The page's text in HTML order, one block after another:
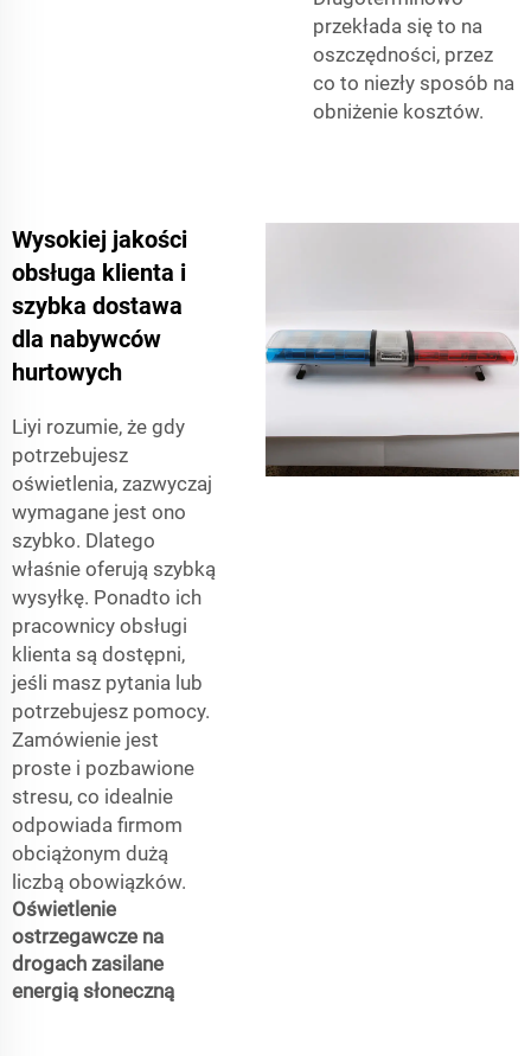
przekłada się to na
oszczędności, przez
co to niezły sposób na
obniżenie kosztów.
Wysokiej jakości
obsługa klienta i
szybka dostawa
dla nabywców
hurtowych
Liyi rozumie, że gdy
potrzebujesz
oświetlenia, zazwyczaj
wymagane jest ono
szybko. Dlatego
właśnie oferują szybką
wysyłkę. Ponadto ich
pracownicy obsługi
klienta są dostępni,
jeśli masz pytania lub
potrzebujesz pomocy.
Zamówienie jest
proste i pozbawione
stresu, co idealnie
odpowiada firmom
obciążonym dużą
liczbą obowiązków.
Oświetlenie
ostrzegawcze na
drogach zasilane
energią słoneczną